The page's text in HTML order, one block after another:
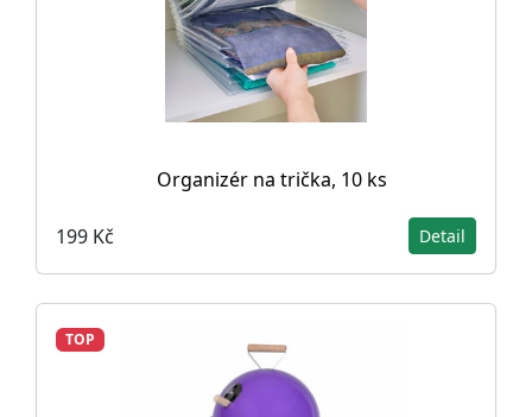
Organizér na trička, 10 ks
199 Kč Detail
TOP